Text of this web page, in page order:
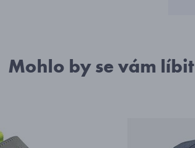
Mohlo by se vám líbit